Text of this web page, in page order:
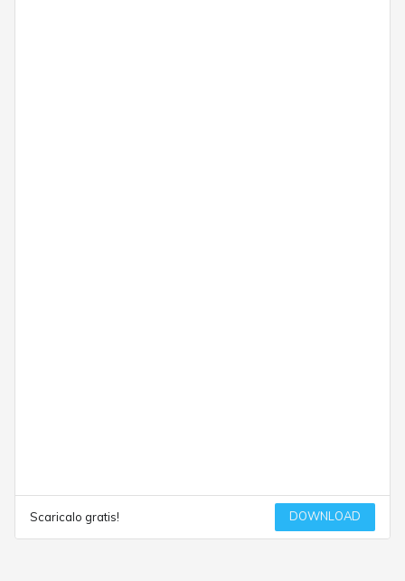
Scaricalo gratis! DOWNLOAD